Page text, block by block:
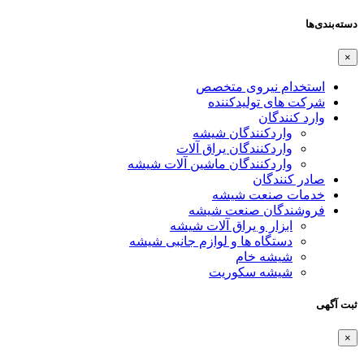
دسته‌بندی‌ها
×
استخدام نیروی متخصص
شرکت های تولیدکننده
وارد کنندگان
واردکنندگان شیشه
واردکنندگان یراق آلات
واردکنندگان ماشین آلات شیشه
صادر کنندگان
خدمات صنعت شیشه
فروشندگان صنعت شیشه
ابزار و یراق آلات شیشه
دستگاه ها و لوازم جانبی شیشه
شیشه خام
شیشه سکوریت
ثبت آگهی
×